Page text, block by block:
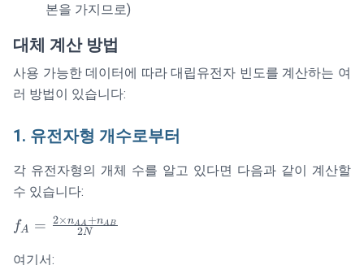
본을 가지므로)
대체 계산 방법
사용 가능한 데이터에 따라 대립유전자 빈도를 계산하는 여
러 방법이 있습니다:
1. 유전자형 개수로부터
각 유전자형의 개체 수를 알고 있다면 다음과 같이 계산할
수 있습니다:
f_A =
fA = 2N
2×n AA +n A B
여기서: